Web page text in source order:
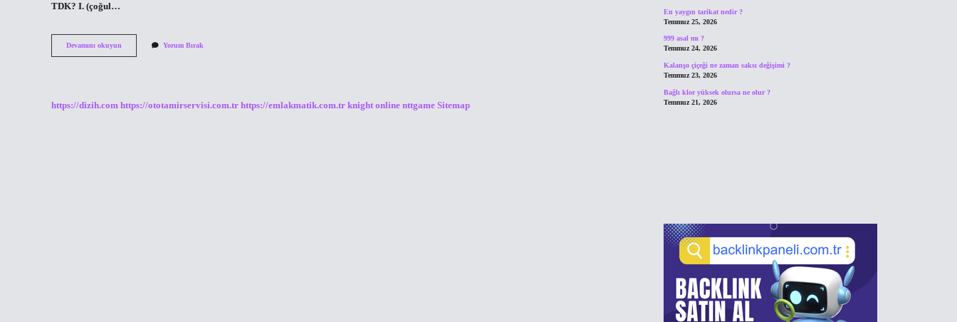
TDK? I. (çoğul…
Devamını okuyun
Nedir
Yorum Bırak
https://dizih.com https://ototamirservisi.com.tr https://emlakmatik.com.tr knight online nttgame Sitemap
En yaygın tarikat nedir ?
Temmuz 25, 2026
999 asal mı ?
Temmuz 24, 2026
Kalanşo çiçeği ne zaman saksı değişimi ?
Temmuz 23, 2026
Bağlı klor yüksek olursa ne olur ?
Temmuz 21, 2026